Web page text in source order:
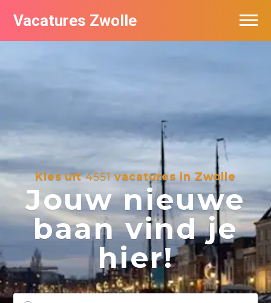
Vacatures Zwolle
Kies uit4551vacatures in Zwolle
Jouw nieuwe
baan vind je
hier!
Vacatures per bedrijf